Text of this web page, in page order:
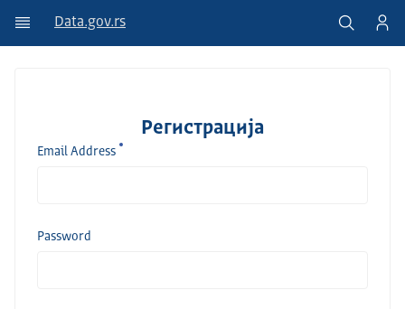
Data.gov.rs
Регистрација
Email Address
Password